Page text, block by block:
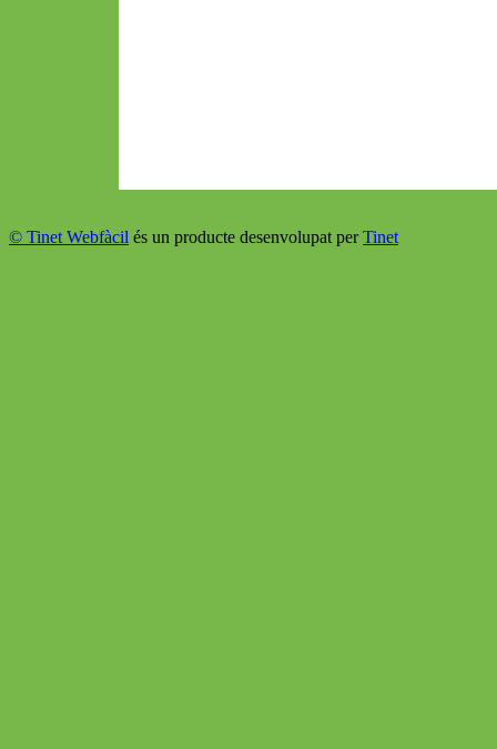
© Tinet Webfàcil és un producte desenvolupat perTinet